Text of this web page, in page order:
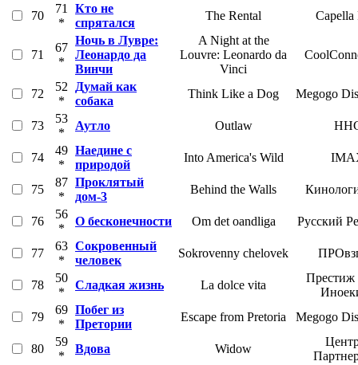
70
71
*
Кто не
спрятался
The Rental Capella
71
67
*
Ночь в Лувре:
Леонардо да
Винчи
A Night at the
Louvre: Leonardo da
Vinci
72
52
*
Думай как
собака
Think Like a Dog Megogo
73
53
*
Аутло Outlaw
74
49
*
Наедине с
природой
Into America's Wild
75
87
*
Проклятый
дом-3
Behind the Walls
76
56
*
О бесконечности Om det oandliga Русский
77
63
*
Сокровенный
человек
Sokrovenny chelovek
78
50
*
Сладкая жизнь La dolce vita
79
69
*
Побег из
Претории
Escape from Pretoria Megogo
80
59
*
Вдова Widow